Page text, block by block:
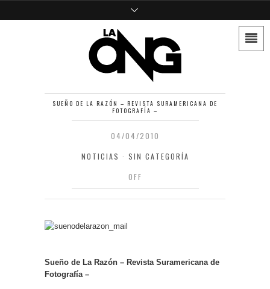
SUEÑO DE LA RAZÓN – REVISTA SURAMERICANA DE
FOTOGRAFÍA –
04/04/2010
NOTICIAS · SIN CATEGORÍA
OFF
Sueño de La Razón – Revista Suramericana de
Fotografía –